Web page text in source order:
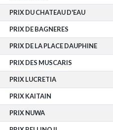
PRIX DU CHATEAU D'EAU
PRIX DE BAGNERES
PRIX DE LA PLACE DAUPHINE
PRIX DES MUSCARIS
PRIX LUCRETIA
PRIX KAITAIN
PRIX NUWA